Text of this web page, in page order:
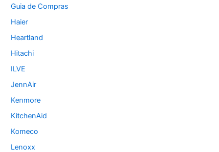
Guia de Compras
Haier
Heartland
Hitachi
ILVE
JennAir
Kenmore
KitchenAid
Komeco
Lenoxx